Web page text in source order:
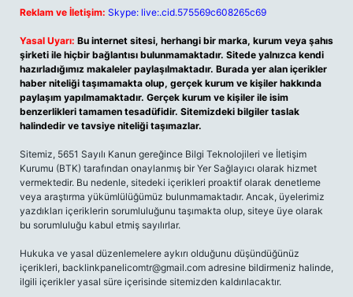
Reklam ve İletişim: Skype: live:.cid.575569c608265c69
Yasal Uyarı: Bu internet sitesi, herhangi bir marka, kurum veya şahıs
şirketi ile hiçbir bağlantısı bulunmamaktadır. Sitede yalnızca kendi
hazırladığımız makaleler paylaşılmaktadır. Burada yer alan içerikler
haber niteliği taşımamakta olup, gerçek kurum ve kişiler hakkında
paylaşım yapılmamaktadır. Gerçek kurum ve kişiler ile isim
benzerlikleri tamamen tesadüfidir. Sitemizdeki bilgiler taslak
halindedir ve tavsiye niteliği taşımazlar.
Sitemiz, 5651 Sayılı Kanun gereğince Bilgi Teknolojileri ve İletişim
Kurumu (BTK) tarafından onaylanmış bir Yer Sağlayıcı olarak hizmet
vermektedir. Bu nedenle, sitedeki içerikleri proaktif olarak denetleme
veya araştırma yükümlülüğümüz bulunmamaktadır. Ancak, üyelerimiz
yazdıkları içeriklerin sorumluluğunu taşımakta olup, siteye üye olarak
bu sorumluluğu kabul etmiş sayılırlar.
Hukuka ve yasal düzenlemelere aykırı olduğunu düşündüğünüz
içerikleri, backlinkpanelicomtr@gmail.com adresine bildirmeniz halinde,
ilgili içerikler yasal süre içerisinde sitemizden kaldırılacaktır.